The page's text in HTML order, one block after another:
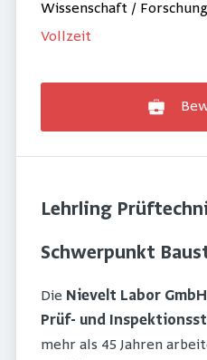
Wissenschaft / Forschung
Vollzeit
Lehrling
Schwerpunkt
Die Nievelt Labor GmbH
Prüf- und
mehr als 45 Jahren